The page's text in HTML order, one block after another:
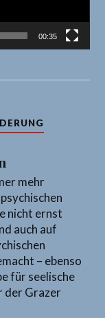
00:35
mehr
nicht ernst
auch auf
– ebenso
für seelische
der Grazer